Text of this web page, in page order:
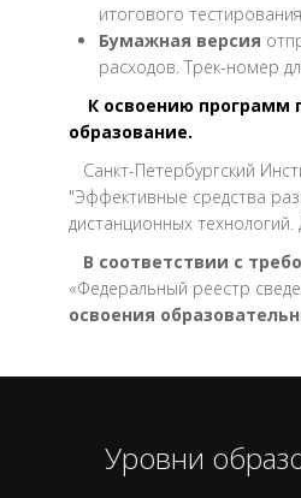
итогового тестирования
Бумажная версия
расходов. Трек-номер
К освоению программ
образование.
Санкт-Петербургский
"Эффективные средства
дистанционных
В соответствии с
«Федеральный реестр
освоения
Уровни